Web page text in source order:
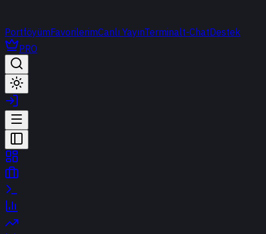
PortföyümFavorilerimCanlı YayınTerminalt-ChatDestek
PRO